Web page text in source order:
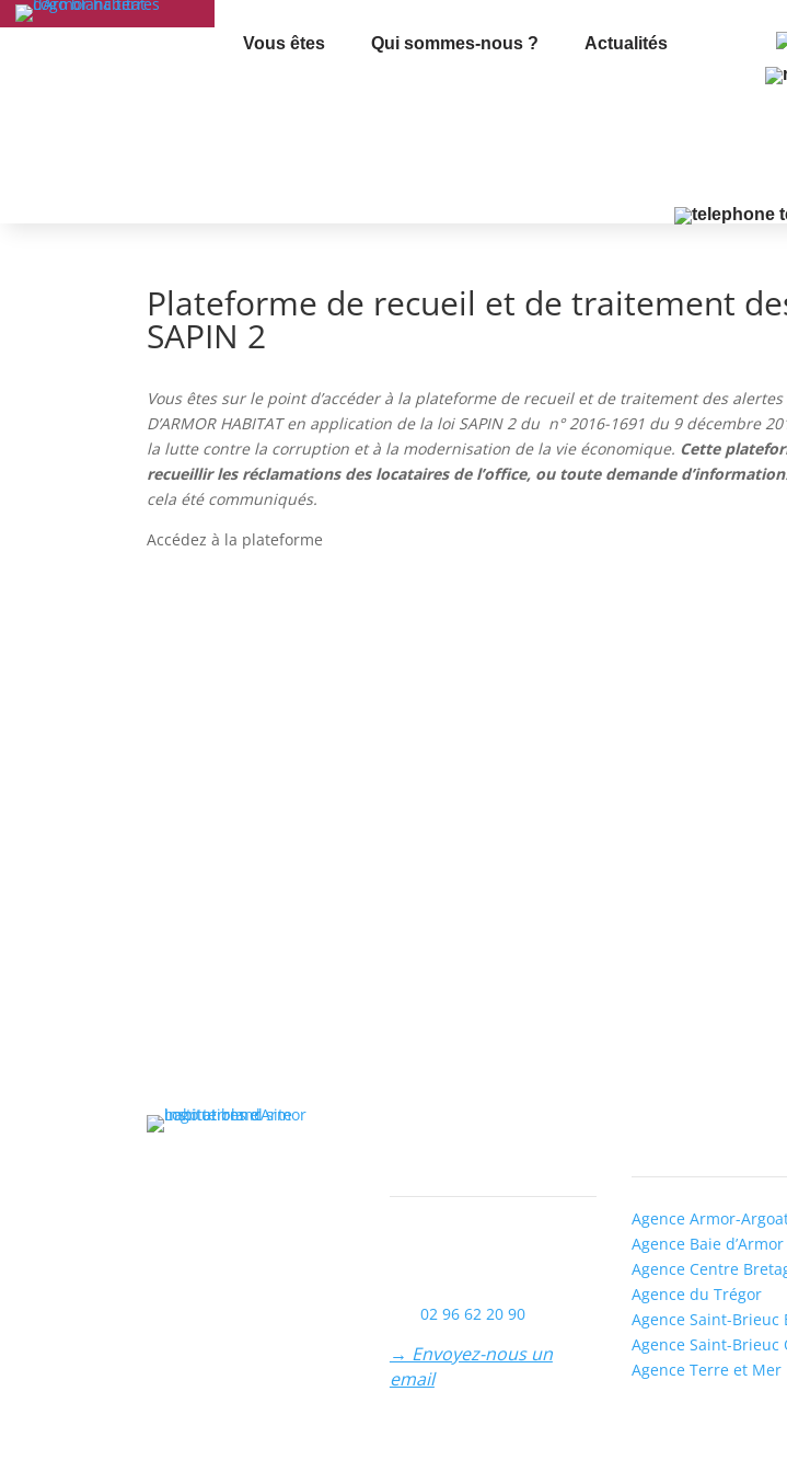
Vous êtes Qui sommes-nous ? Actualités
Plateforme de recueil et de traitement
SAPIN 2
Vous êtes sur le point d’accéder à la plateforme de recueil et de traitement des alertes
D’ARMOR HABITAT en application de la loi SAPIN 2 du n° 2016-1691 du 9 décembre
la lutte contre la corruption et à la modernisation de la vie économique. Cette
recueillir les réclamations des locataires de l’office, ou toute demande d’information
cela été communiqués.
Accédez à la plateforme
02 96 62 20 90
→ Envoyez-nous un
email
Agence Armor-
Agence Baie d’Armor
Agence Centre
Agence du Trégor
Agence Saint-Brieuc
Agence Saint-Brieuc
Agence Terre et Mer